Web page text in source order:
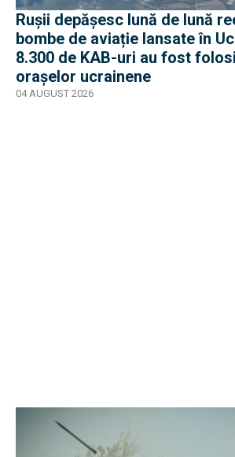
Rușii depășesc lună de lună
bombe de aviație lansate în
8.300 de KAB-uri au fost
orașelor ucrainene
04 AUGUST 2026